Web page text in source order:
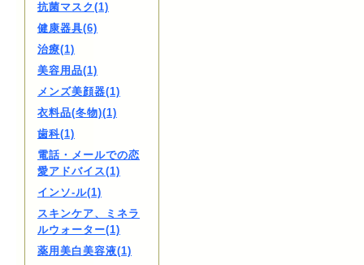
抗菌マスク(1)
健康器具(6)
治療(1)
美容用品(1)
メンズ美顔器(1)
衣料品(冬物)(1)
歯科(1)
電話・メールでの恋
愛アドバイス(1)
インソ-ル(1)
スキンケア、ミネラ
ルウォーター(1)
薬用美白美容液(1)